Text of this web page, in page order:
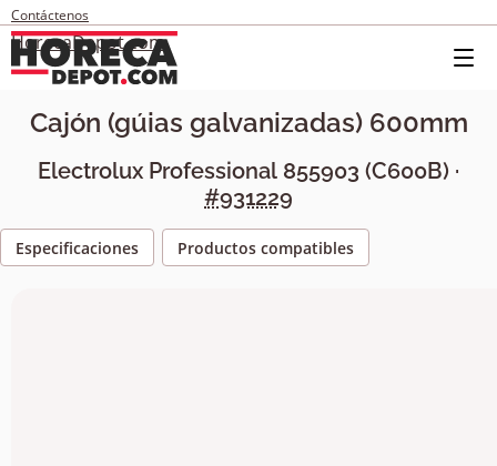
Contáctenos
HorecaDepot.com
Cajón (gúias galvanizadas) 600mm
Electrolux Professional 855903 (C600B) ·
#931229
Especificaciones Productos compatibles